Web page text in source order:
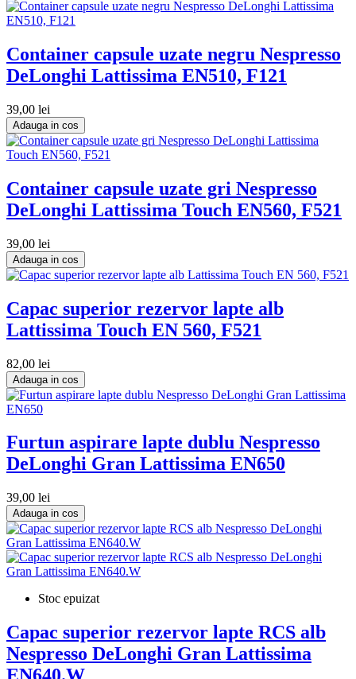
Container capsule uzate negru Nespresso
DeLonghi Lattissima EN510, F121
39,00 lei
Adauga in cos
Container capsule uzate gri Nespresso
DeLonghi Lattissima Touch EN560, F521
39,00 lei
Adauga in cos
Capac superior rezervor lapte alb
Lattissima Touch EN 560, F521
82,00 lei
Adauga in cos
Furtun aspirare lapte dublu Nespresso
DeLonghi Gran Lattissima EN650
39,00 lei
Adauga in cos
Stoc epuizat
Capac superior rezervor lapte RCS alb
Nespresso DeLonghi Gran Lattissima